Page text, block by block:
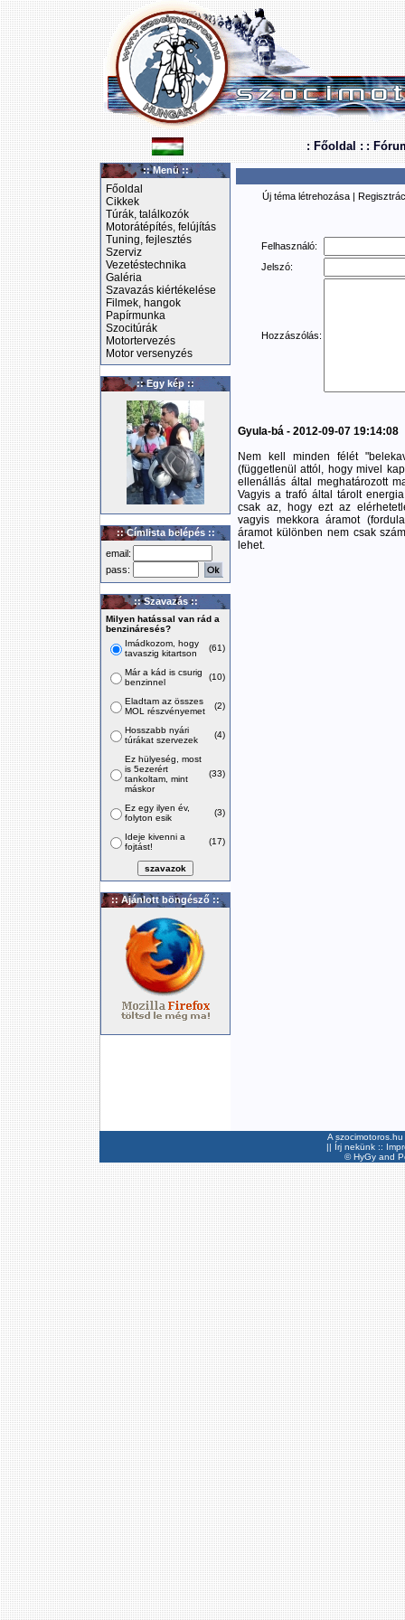
: Főoldal : :
:: Menü ::
Főoldal
Cikkek
Túrák, találkozók
Motorátépítés, felújítás
Tuning, fejlesztés
Szerviz
Vezetéstechnika
Galéria
Szavazás kiértékelése
Filmek, hangok
Papírmunka
Szocitúrák
Motortervezés
Motor versenyzés
:: Egy kép ::
:: Címlista belépés ::
email:
pass:
:: Szavazás ::
Milyen hatással van rád a
benzináresés?
Imádkozom, hogy
tavaszig kitartson
(61)
Már a kád is csurig
benzinnel
(10)
Eladtam az összes
MOL részvényemet
(2)
Hosszabb nyári
túrákat szervezek
(4)
Ez hülyeség, most
is 5ezerért
tankoltam, mint
máskor
(33)
Ez egy ilyen év,
folyton esik
(3)
Ideje kivenni a
fojtást!
(17)
:: Ajánlott böngésző ::
Új téma létrehozása |
Felhasználó:
Jelszó:
Hozzászólás:
Gyula-bá - 2012-09-07 19:14:08
Nem kell minden félét
(függetlenül attól, hogy mivel
ellenállás által meghatározott
Vagyis a trafó által tárolt
csak az, hogy ezt az
vagyis mekkora áramot
áramot különben nem csak
lehet.
A
|| Írj nekünk ::
©HyGyand